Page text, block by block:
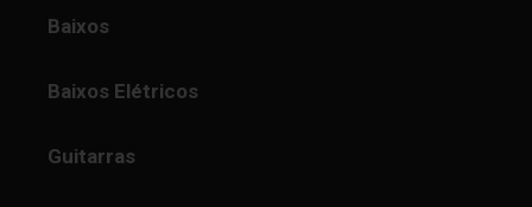
Baixos
Baixos Elétricos
Guitarras